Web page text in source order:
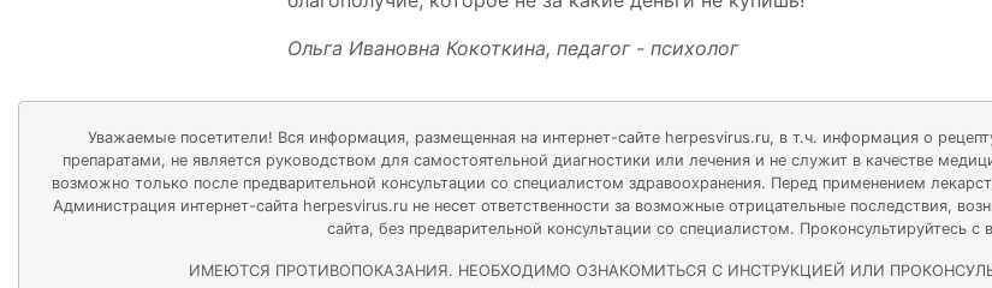
Ольга Ивановна Кокоткина, педагог - психолог
Уважаемые посетители! Вся информация, размещенная на интернет-сайте herpesvirus.ru, в т.ч. информация о
препаратами, не является руководством для самостоятельной диагностики или лечения и не служит в качестве
возможно только после предварительной консультации со специалистом здравоохранения. Перед применением
Администрация интернет-сайта herpesvirus.ru не несет ответственности за возможные отрицательные последствия,
сайта, без предварительной консультации со специалистом. Проконсультируйтесь
ИМЕЮТСЯ ПРОТИВОПОКАЗАНИЯ. НЕОБХОДИМО ОЗНАКОМИТЬСЯ С ИНСТРУКЦИЕЙ ИЛИ